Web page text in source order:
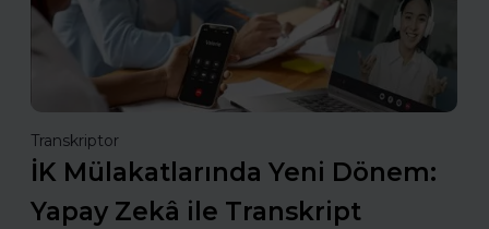
Transkriptor
İK Mülakatlarında Yeni Dönem:
Yapay Zekâ ile Transkript